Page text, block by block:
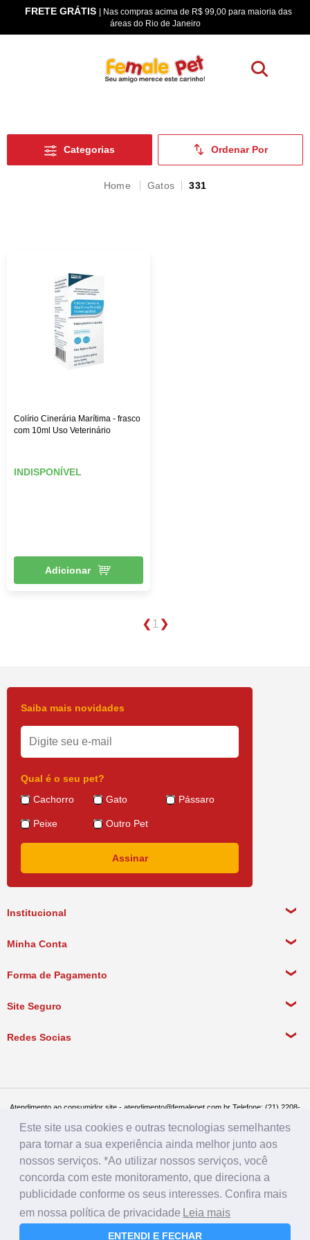
FRETE GRÁTIS | Nas compras acima de R$ 99,00 para maioria das
áreas do Rio de Janeiro
Gatos 331
Categorias
Colírio Cinerária Marítima - frasco
com 10ml Uso Veterinário
INDISPONÍVEL
Adicionar
1
Institucional
Política de Pagamento
Política de Entrega
Minha Conta
Forma de Pagamento
Site Seguro
Redes Socias
Saiba mais novidades
Qual é o seu pet?
Cachorro
Gato Pássaro
Peixe Outro Pet
Atendimento ao consumidor site - atendimento@femalepet.com.br Telefone: (21) 2208-
Televendas: (21) 2268-7748 ou (21) 97045-2996 Seg a sex de 8:30h às 19h e Sábados
de 8:30h às 14:30h
Female Pet - CNPJ: 17.292.888.0001/86 - Rua Conde de Bonfim 482, loja A, Tijuca, Rio
de Janeiro - RJ - CEP: 20520-054
Este site usa cookies e outras tecnologias semelhantes
para tornar a sua experiência ainda melhor junto aos
nossos serviços. *Ao utilizar nossos serviços, você
concorda com este monitoramento, que direciona a
publicidade conforme os seus interesses. Confira mais
em nossa política de privacidade Leia mais
ENTENDI E FECHAR